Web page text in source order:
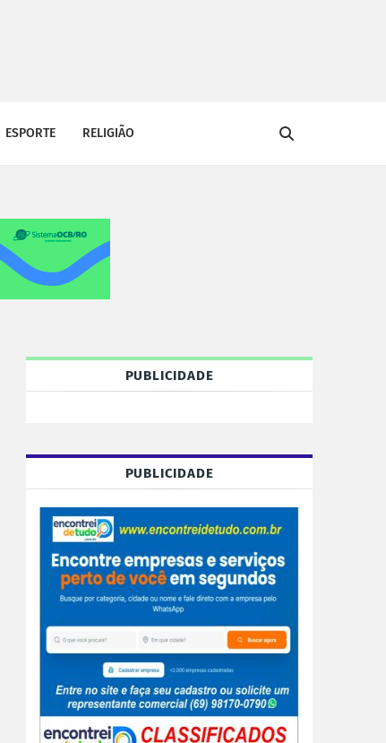
ESPORTE RELIGIÃO
PUBLICIDADE
PUBLICIDADE